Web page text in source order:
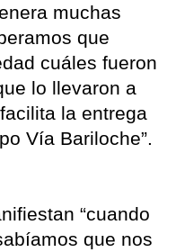
muchas
que
cuáles fueron
lo llevaron a
la entrega
Vía Bariloche”.
“cuando
que nos